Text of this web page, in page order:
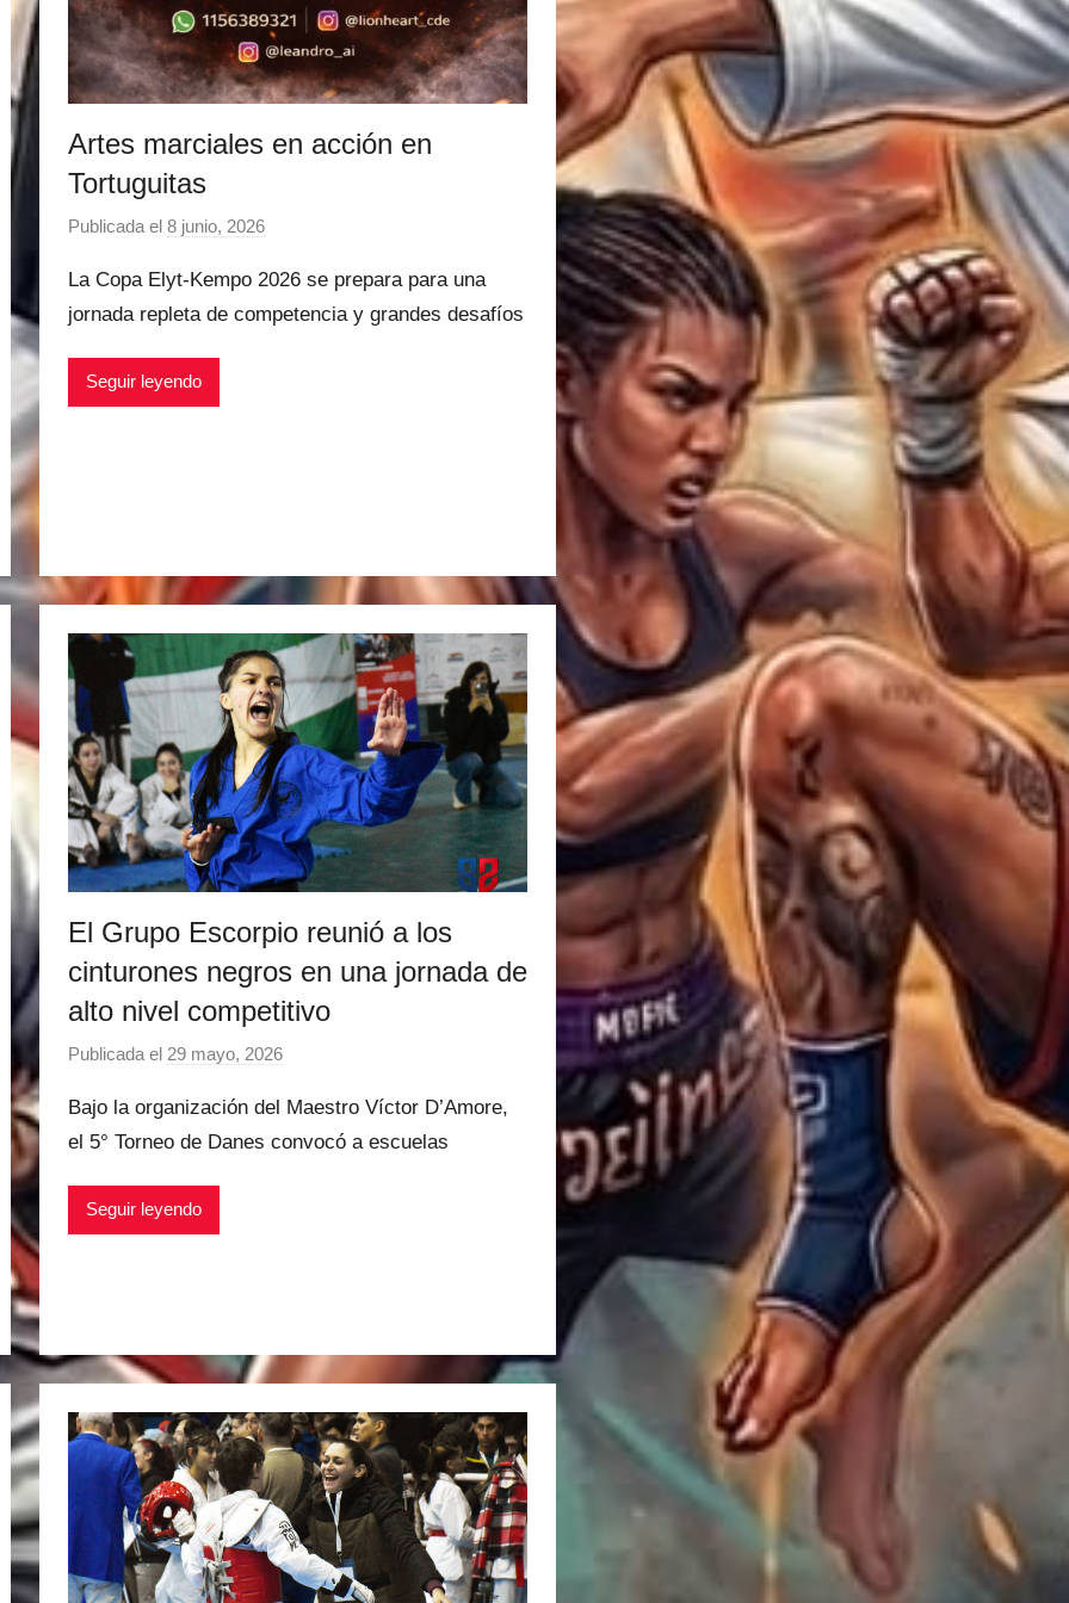
Artes marciales en acción en
Tortuguitas
Publicada el8 junio, 2026
r
M
i
n
e
z
La Copa Elyt-Kempo 2026 se prepara para una
jornada repleta de competencia y grandes desafíos
Seguir leyendo
El Grupo Escorpio reunió a los
cinturones negros en una jornada de
alto nivel competitivo
Publicada el 29 mayo, 2026
r
M
t
i
n
e
z
Bajo la organización del Maestro Víctor D’Amore,
el 5° Torneo de Danes convocó a escuelas
Seguir leyendo